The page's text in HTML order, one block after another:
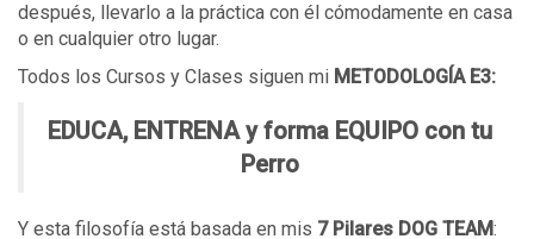
después, llevarlo a la práctica con él cómodamente en casa
o en cualquier otro lugar.
Todos los Cursos y Clases siguen mi METODOLOGÍA E3:
EDUCA, ENTRENA y forma EQUIPO con tu
Perro
Y esta filosofía está basada en mis 7 Pilares DOG TEAM: